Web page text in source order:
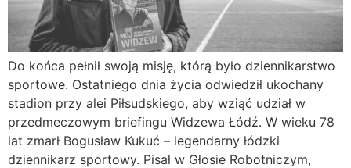
Do końca pełnił swoją misję, którą było dziennikarstwo
sportowe. Ostatniego dnia życia odwiedził ukochany
stadion przy alei Piłsudskiego, aby wziąć udział w
przedmeczowym briefingu Widzewa Łódź. W wieku 78
lat zmarł Bogusław Kukuć – legendarny łódzki
dziennikarz sportowy. Pisał w Głosie Robotniczym,